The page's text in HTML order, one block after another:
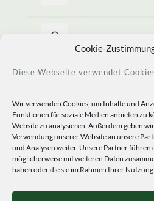
Cookie-
Diese Webseite verwendet
Wir verwenden Cookies, um Inhalte und
Funktionen für soziale Medien anbieten zu
Website zu analysieren. Außerdem geben
Verwendung unserer Website an unsere
und Analysen weiter. Unsere Partner
möglicherweise mit weiteren Daten
haben oder die sie im Rahmen Ihrer
© 2020 Staudengärtnerei